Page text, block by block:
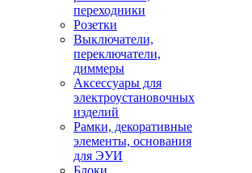
переходники
Розетки
Выключатели,
переключатели,
диммеры
Аксессуары для
электроустановочных
изделий
Рамки, декоративные
элементы, основания
для ЭУИ
Блоки